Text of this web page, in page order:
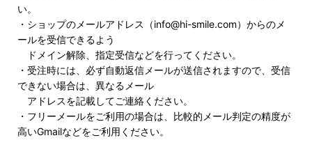
い。
・ショップのメールアドレス（info@hi-smile.com）からのメ
ールを受信できるよう
ドメイン解除、指定受信などを行ってください。
・受注時には、必ず自動返信メールが送信されますので、受信
できない場合は、異なるメール
アドレスを記載してご連絡ください。
・フリーメールをご利用の場合は、比較的メール判定の精度が
高いGmailなどをご利用ください。